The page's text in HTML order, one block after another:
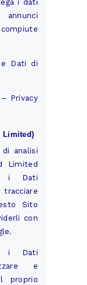
i dati
e Dati di
Privacy
Limited)
analisi
Limited
i Dati
Sito
con
i Dati
e
proprio